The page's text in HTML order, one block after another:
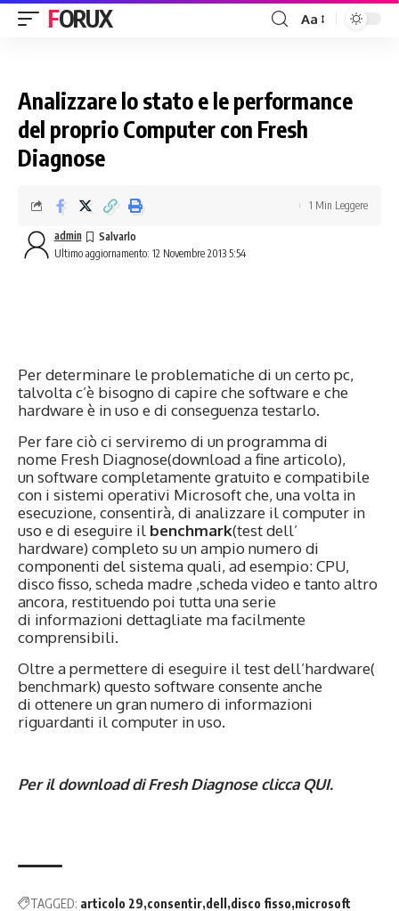
FORUX Aa
Analizzare lo stato e le performance
del proprio Computer con Fresh
Diagnose
Ultimo aggiornamento: 12 Novembre 2013 5:54
admin
1 Min Leggere
Per determinare le problematiche di un certo pc,
talvolta c’è bisogno di capire che software e che
hardware è in uso e di conseguenza testarlo.
Per fare ciò ci serviremo di un programma di
nome Fresh Diagnose(download a fine articolo),
un software completamente gratuito e compatibile
con i sistemi operativi Microsoft che, una volta in
esecuzione, consentirà, di analizzare il computer in
uso e di eseguire il benchmark(test dell’
hardware) completo su un ampio numero di
componenti del sistema quali, ad esempio: CPU,
disco fisso, scheda madre ,scheda video e tanto altro
ancora, restituendo poi tutta una serie
di informazioni dettagliate ma facilmente
comprensibili.
Oltre a permettere di eseguire il test dell’hardware(
benchmark) questo software consente anche
di ottenere un gran numero di informazioni
riguardanti il computer in uso.
Per il download di Fresh Diagnose clicca QUI.
TAGGED: articolo 29 consentir dell disco fisso microsoft